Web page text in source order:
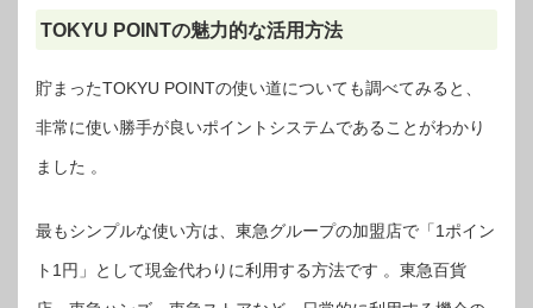
TOKYU POINTの魅力的な活用方法
貯まったTOKYU POINTの使い道についても調べてみると、
非常に使い勝手が良いポイントシステムであることがわかり
ました 。
最もシンプルな使い方は、東急グループの加盟店で「1ポイン
ト1円」として現金代わりに利用する方法です 。東急百貨